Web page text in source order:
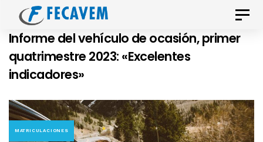
Skip
links
primary
navigation
Skip
content
Toggle
Informe del vehículo de ocasión, primer
quatrimestre 2023: «Excelentes
indicadores»
MATRICULACIONES